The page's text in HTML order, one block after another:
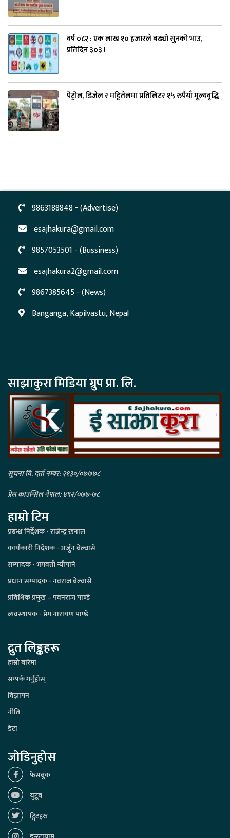
वर्ष ०८२ : एक लाख १० हजारले बढ्यो सुनको भाउ,
प्रतिदिन ३०३ !
पेट्रोल, डिजेल र मट्टितेलमा प्रतिलिटर १५ रुपैयाँ मूल्यवृद्धि
9863188848 - (Advertise)
esajhakura@gmail.com
9857053501 - (Bussiness)
esajhakura2@gmail.com
9867385645 - (News)
Banganga, Kapilvastu, Nepal
साझाकुरा मिडिया ग्रुप प्रा. लि.
सुचना वि. दर्ता नम्बर: २१३०/०७७७८
प्रेस काउन्सिल नेपाल: ४९२/०७७-७८
हाम्रो टिम
प्रबन्ध निर्देशक - राजेन्द्र खनाल
कार्यकारी निर्देशक - अर्जुन बेल्वासे
सम्पादक - भगवती न्यौपाने
प्रधान सम्पादक - नवराज बेल्वासे
प्रविधिक प्रमुख – पवनराज पाण्डे
व्यवस्थापक - प्रेम नारायण पाण्डे
द्रुत लिङ्कहरू
हाम्रो बारेमा
सम्पर्क गर्नुहोस्
विज्ञापन
नीति
डेटा
जोडिनुहोस
फेसबुक
युटूब
ट्विटहरु